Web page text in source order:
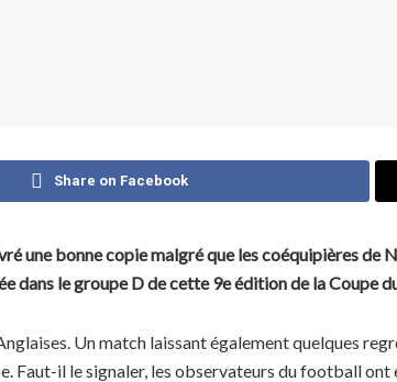
Share on Facebook
une bonne copie malgré que les coéquipières
dans le groupe D de cette 9e édition de la Coupe
Un match laissant également quelques
Faut-il le signaler, les observateurs du football